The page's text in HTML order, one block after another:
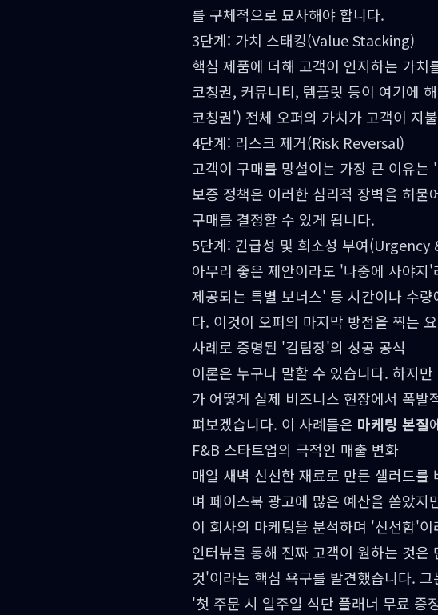
를 구체적으로 묘사해야 합니다.
3단계: 가치 스태킹(Value Stacking)
핵심 제품에 더해 고객이 인지하는 가
코칭권, 커뮤니티, 템플릿 등이 여기에
코칭권') 전체 오퍼의 가치가 고객이 지
4단계: 리스크 제거(Risk Reversal)
고객이 구매를 망설이는 가장 큰 이유
보증 정책은 이러한 심리적 장벽을 허
구매를 결정할 수 있게 됩니다.
5단계: 긴급성 및 희소성 부여
아무리 좋은 제안이라도 '나중에 사야
제공되는 특별 보너스' 등 시간이나 수
다. 이것이 오퍼의 마지막 방점을 찍는
사례로 증명된 '김팀장'의 성공 공식
이론은 누구나 말할 수 있습니다. 하지
가 어떻게 실제 비즈니스 현장에서 폭발
펴보겠습니다. 이 사례들은 마케팅 본질
F&B 스타트업의 극적인 매출 변화
매일 새벽 신선한 재료로 만든 샐러드
며 페이스북 광고에 많은 예산을 쏟았
이 회사의 마케팅을 분석하며 '신선함'
인터뷰를 통해 진짜 고객이 원하는 것
것'이라는 핵심 욕구를 발견했습니다.
'첫 주문 시 일주일 식단 플래너 무료 증